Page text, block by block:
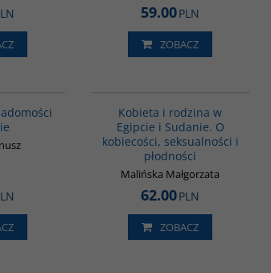
59.00PLN
ZOBACZ
Kobieta i rodzina w
Egipcie i Sudanie. O
kobiecości, seksualności i
płodności
Malińska Małgorzata
62.00PLN
ZOBACZ